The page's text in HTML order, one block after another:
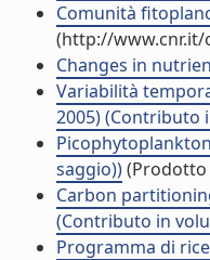
Comunità
(http://
Changes in
Variabilità
2005) (Contributo
saggio))(Prodotto
Carbon
(Contributo in
Programma di